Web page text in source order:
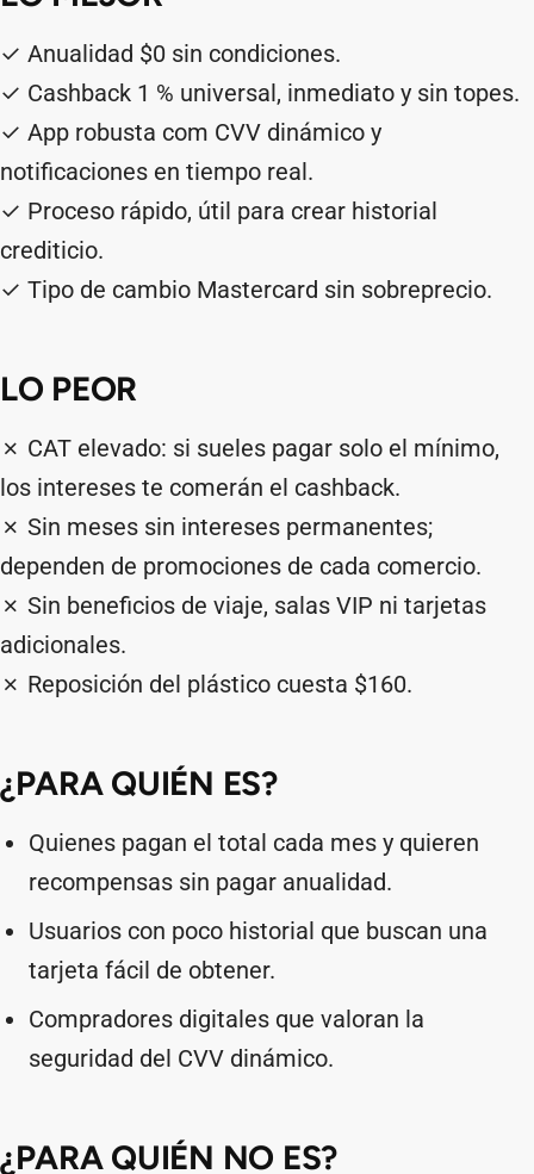
✓ Anualidad $0 sin condiciones.
✓ Cashback 1 % universal, inmediato y sin topes.
✓ App robusta com CVV dinámico y
notificaciones en tiempo real.
✓ Proceso rápido, útil para crear historial
crediticio.
✓ Tipo de cambio Mastercard sin sobreprecio.
LO PEOR
✗ CAT elevado: si sueles pagar solo el mínimo,
los intereses te comerán el cashback.
✗ Sin meses sin intereses permanentes;
dependen de promociones de cada comercio.
✗ Sin beneficios de viaje, salas VIP ni tarjetas
adicionales.
✗ Reposición del plástico cuesta $160.
¿PARA QUIÉN ES?
Quienes pagan el total cada mes y quieren
recompensas sin pagar anualidad.
Usuarios con poco historial que buscan una
tarjeta fácil de obtener.
Compradores digitales que valoran la
seguridad del CVV dinámico.
¿PARA QUIÉN NO ES?